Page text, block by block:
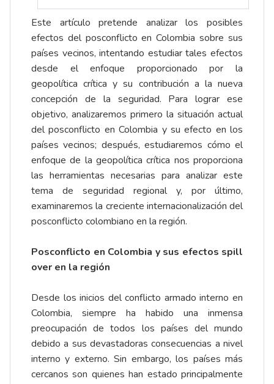
Este artículo pretende analizar los posibles
efectos del posconflicto en Colombia sobre sus
países vecinos, intentando estudiar tales efectos
desde el enfoque proporcionado por la
geopolítica crítica y su contribución a la nueva
concepción de la seguridad. Para lograr ese
objetivo, analizaremos primero la situación actual
del posconflicto en Colombia y su efecto en los
países vecinos; después, estudiaremos cómo el
enfoque de la geopolítica crítica nos proporciona
las herramientas necesarias para analizar este
tema de seguridad regional y, por último,
examinaremos la creciente internacionalización del
posconflicto colombiano en la región.
Posconflicto en Colombia y sus efectos spill
over en la región
Desde los inicios del conflicto armado interno en
Colombia, siempre ha habido una inmensa
preocupación de todos los países del mundo
debido a sus devastadoras consecuencias a nivel
interno y externo. Sin embargo, los países más
cercanos son quienes han estado principalmente